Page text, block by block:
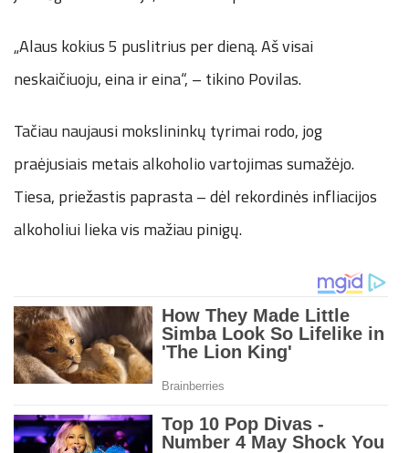
„Alaus kokius 5 puslitrius per dieną. Aš visai
neskaičiuoju, eina ir eina“, – tikino Povilas.
Tačiau naujausi mokslininkų tyrimai rodo, jog
praėjusiais metais alkoholio vartojimas sumažėjo.
Tiesa, priežastis paprasta – dėl rekordinės infliacijos
alkoholiui lieka vis mažiau pinigų.